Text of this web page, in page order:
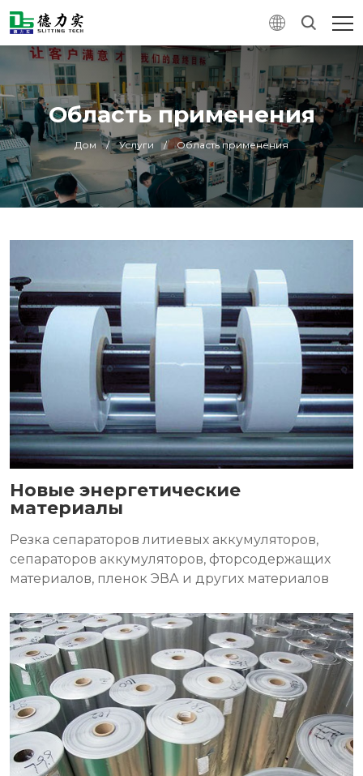
Область применения
Дом / Услуги / Область применения
Новые энергетические
материалы
Резка сепараторов литиевых аккумуляторов,
сепараторов аккумуляторов, фторсодержащих
материалов, пленок ЭВА и других материалов